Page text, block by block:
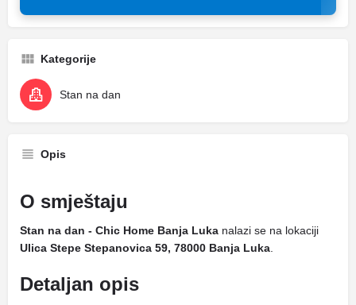
Kategorije
Stan na dan
Opis
O smještaju
Stan na dan - Chic Home Banja Luka nalazi se na lokaciji
Ulica Stepe Stepanovica 59, 78000 Banja Luka
Detaljan opis